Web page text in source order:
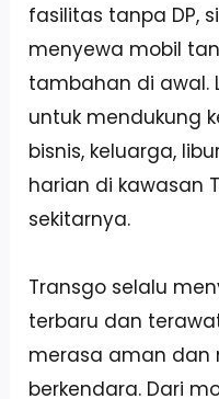
fasilitas tanpa DP,
menyewa mobil
tambahan di awal.
untuk mendukung
bisnis, keluarga,
harian di kawasan
sekitarnya.
Transgo selalu
terbaru dan
merasa aman dan
berkendara. Dari